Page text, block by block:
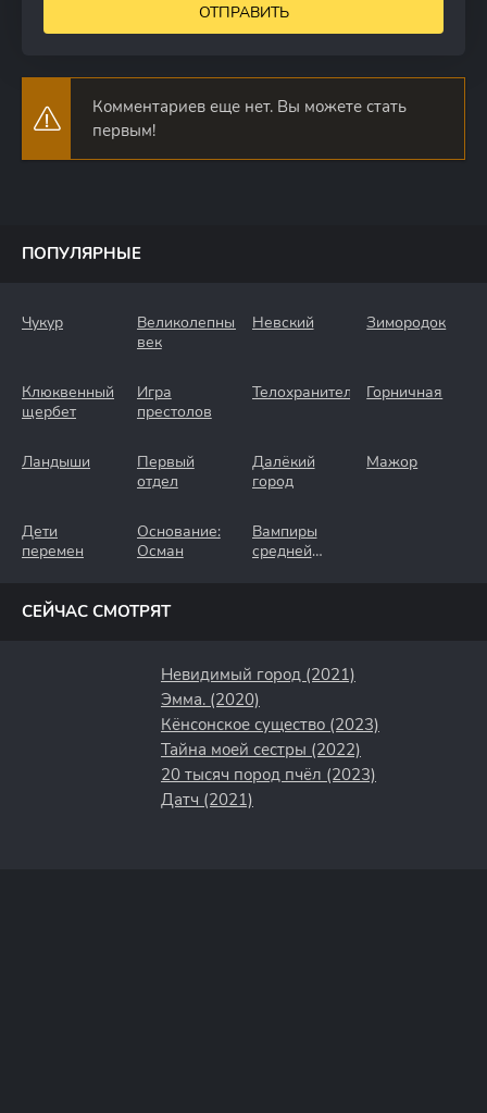
ОТПРАВИТЬ
Комментариев еще нет. Вы можете стать
первым!
ПОПУЛЯРНЫЕ
Чукур
Великолепный
век
Невский Зимородок
Клюквенный
щербет
Игра
престолов
Телохранители Горничная
Ландыши
Первый
отдел
Далёкий
город
Мажор
Дети
перемен
Основание:
Осман
Вампиры
средней
СЕЙЧАС СМОТРЯТ
Невидимый город (2021)
Эмма. (2020)
Кёнсонское существо (2023)
Тайна моей сестры (2022)
20 тысяч пород пчёл (2023)
Датч (2021)